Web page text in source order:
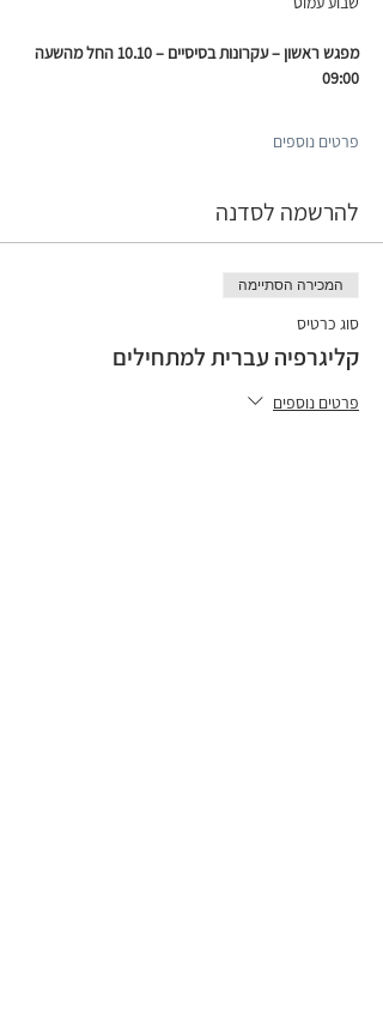
מפגש ראשון – עקרונות בסיסיים – 10.10 החל מהשעה
09:00
פרטים נוספים
להרשמה לסדנה
המכירה הסתיימה
סוג כרטיס
קליגרפיה עברית למתחילים
פרטים נוספים